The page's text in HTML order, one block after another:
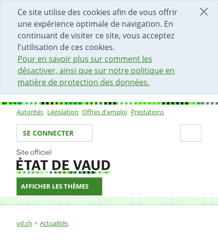
Ce site utilise des cookies afin de vous offrir
une expérience optimale de navigation. En
continuant de visiter ce site, vous acceptez
l'utilisation de ces cookies.
Pour en savoir plus sur comment les
désactiver, ainsi que sur notre politique en
matière de protection des données.
DÉBUT DU CONTENU DE LA PAGE
ACCÈS AU CHAMP DE RECHERCHE
PAGE D'ACCUEIL
FORMULAIRE DE CONTACT
Sous-navigation
Autorités Législation Offres d'emploi Prestations
Votre identité
SE CONNECTER
AFFICHER LES THÈMES
Fil d'Ariane
vd.ch Actualités
De nouveaux rapports de commission sont